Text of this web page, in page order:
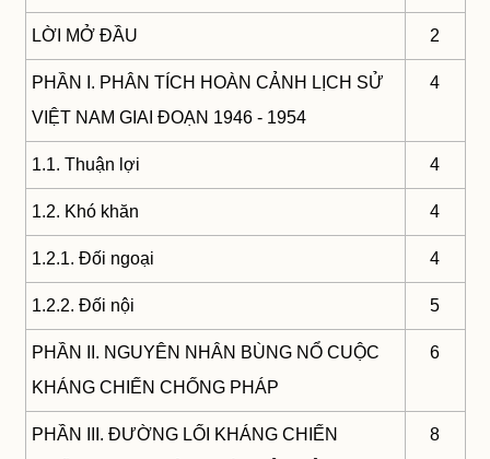
LỜI MỞ ĐẦU 2
PHẦN I. PHÂN TÍCH HOÀN CẢNH LỊCH SỬ
VIỆT NAM GIAI ĐOẠN 1946 - 1954
4
1.1. Thuận lợi 4
1.2. Khó khăn 4
1.2.1. Đối ngoại 4
1.2.2. Đối nội 5
PHẦN II. NGUYÊN NHÂN BÙNG NỔ CUỘC
KHÁNG CHIẾN CHỐNG PHÁP
6
PHẦN III. ĐƯỜNG LỐI KHÁNG CHIẾN
8